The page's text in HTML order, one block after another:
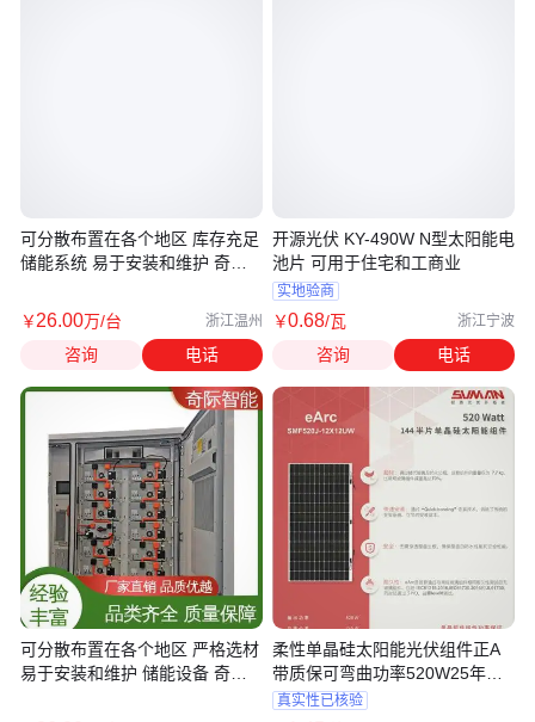
可分散布置在各个地区 库存充足
储能系统 易于安装和维护 奇际
￥26.00万/台 浙江温州
咨询 电话
可分散布置在各个地区 严格选材
易于安装和维护 储能设备 奇际
开源光伏 KY-490W N型太阳能电
池片 可用于住宅和工商业
实地验商
￥0.68/瓦 浙江宁波
咨询 电话
柔性单晶硅太阳能光伏组件正A
带质保可弯曲功率520W25年功
率质保
真实性已核验